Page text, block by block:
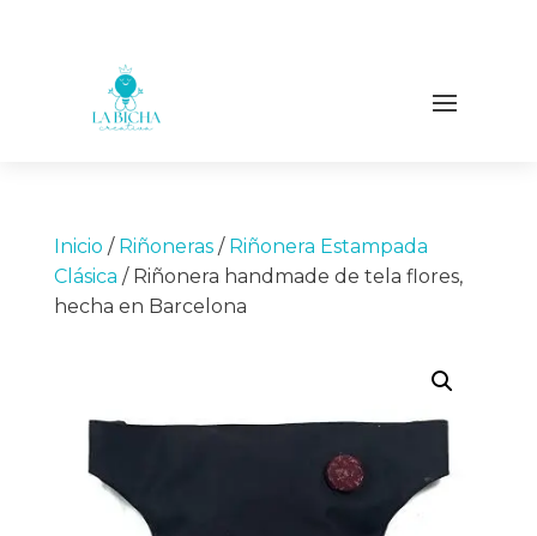
Inicio / Riñoneras/ Riñonera Estampada
Clásica / Riñonera handmade de tela flores,
hecha en Barcelona